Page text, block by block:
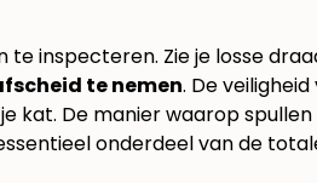
inspecteren. Zie je losse
te nemen. De
De manier waarop
onderdeel van de